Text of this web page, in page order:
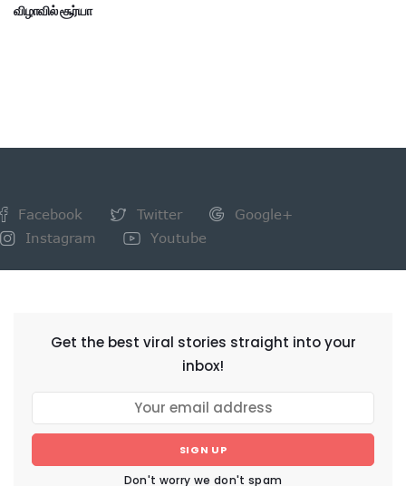
விழாவில் சூர்யா
Facebook Twitter
Google+
Instagram
Youtube
Get the best viral stories straight into your
inbox!
SIGN UP
Don't worry we don't spam